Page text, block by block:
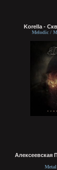
Korella -
Melodic /
Алексеевская